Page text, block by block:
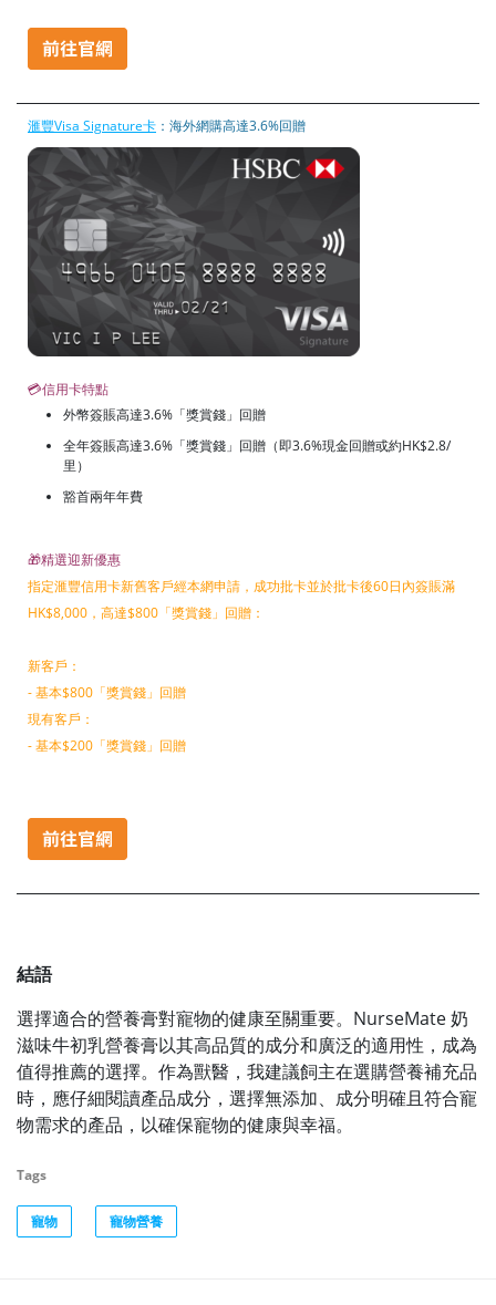
滙豐Visa Signature卡 ：海外網購高達3.6%回贈
💳信用卡特點
外幣簽賬高達3.6%「獎賞錢」回贈
全年簽賬高達3.6%「獎賞錢」回贈（即3.6%現金回贈或約HK$2.8/
里）
豁首兩年年費
🎁精選迎新優惠
指定滙豐信用卡新舊客戶經本網申請，成功批卡並於批卡後60日內簽賬滿
HK$8,000，高達$800「獎賞錢」回贈：
新客戶：
- 基本$800「獎賞錢」回贈
現有客戶：
- 基本$200「獎賞錢」回贈
結語
選擇適合的營養膏對寵物的健康至關重要。​NurseMate 奶
滋味牛初乳營養膏以其高品質的成分和廣泛的適用性，成為
值得推薦的選擇。​作為獸醫，我建議飼主在選購營養補充品
時，應仔細閱讀產品成分，選擇無添加、成分明確且符合寵
物需求的產品，以確保寵物的健康與幸福。
Tags
寵物 寵物營養